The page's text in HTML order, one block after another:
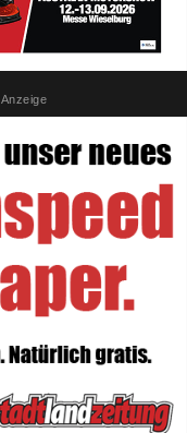
Anzeige